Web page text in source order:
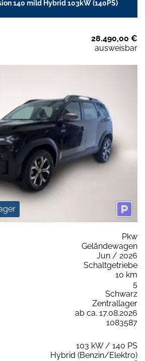
140 mild Hybrid 103kW (140PS)
28.490,00 €
ausweisbar
Pkw
Geländewagen
Jun / 2026
Schaltgetriebe
10 km
5
Schwarz
Zentrallager
ab ca. 17.08.2026
1083587
103 kW / 140 PS
Hybrid (Benzin/Elektro)